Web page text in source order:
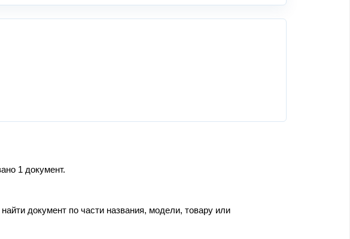
1 документ.
документ по части названия, модели, товару или